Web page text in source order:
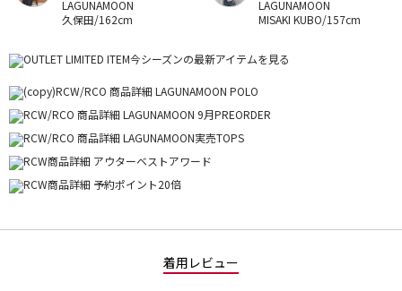
LAGUNAMOON
久保田/162cm
LAGUNAMOON
MISAKI KUBO/157cm
着用レビュー